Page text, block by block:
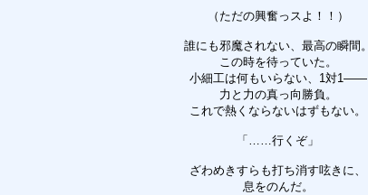
（ただの興奮っスよ！！）
誰にも邪魔されない、最高の瞬間。
この時を待っていた。
小細工は何もいらない、1対1――
力と力の真っ向勝負。
これで熱くならないはずもない。
「……行くぞ」
ざわめきすらも打ち消す呟きに、
息をのんだ。